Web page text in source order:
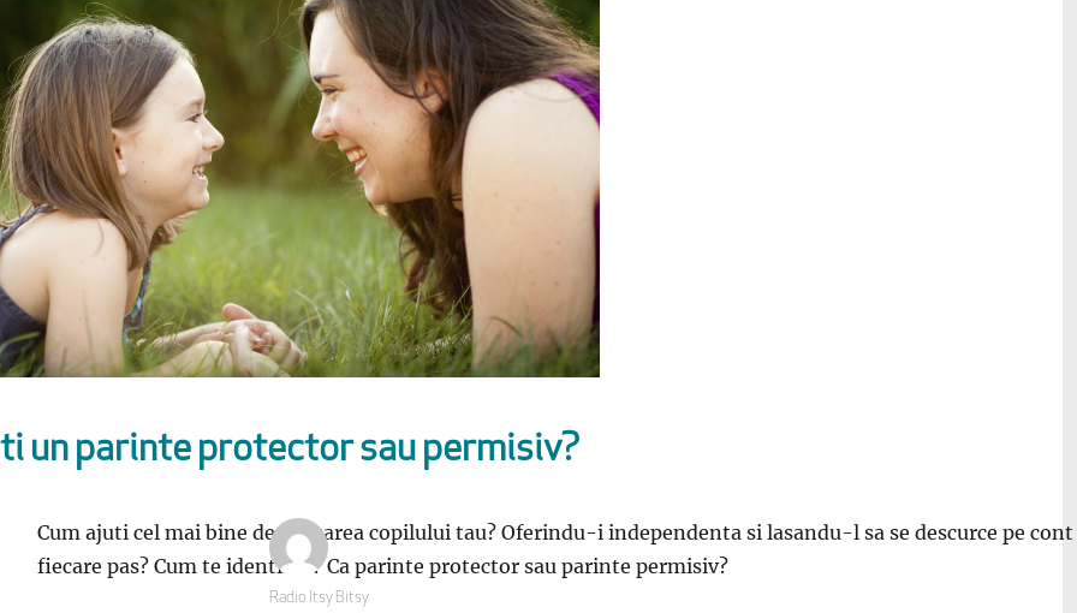
un parinte protector sau permisiv?
Cum ajuti cel mai bine dezvoltarea copilului tau? Oferindu-i independenta si lasandu-l sa se descurce pe
fiecare pas? Cum te identifici? Ca parinte protector sau parinte permisiv?
Autor
Radio Itsy Bitsy